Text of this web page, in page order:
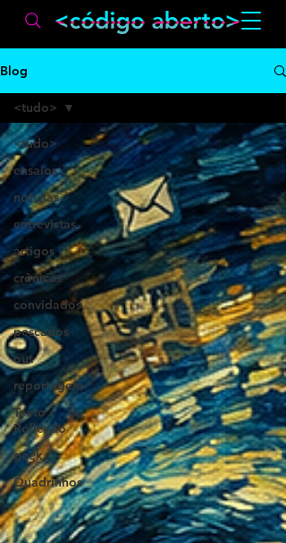
Blog
<tudo>
ensaios
notícias
entrevistas
artigos
crônicas
convidados
pescados
out
reportagem
Texto /
Reflexão
geek
Quadrinhos
<tudo>